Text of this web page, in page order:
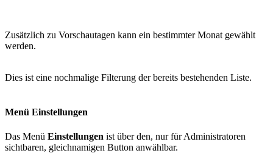
Zusätzlich zu Vorschautagen kann ein bestimmter Monat gewählt
werden.
Dies ist eine nochmalige Filterung der bereits bestehenden Liste.
Menü Einstellungen
Das Menü Einstellungen ist über den, nur für Administratoren
sichtbaren, gleichnamigen Button anwählbar.